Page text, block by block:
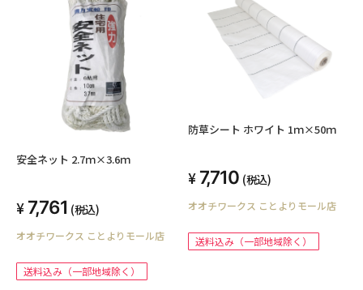
安全ネット 2.7ｍ×3.6ｍ
7,761 (税込)
オオチワークス ことよりモール店
送料込み（一部地域除く）
防草シート ホワイト 1ｍ×50ｍ
7,710 (税込)
オオチワークス ことよりモール店
送料込み（一部地域除く）